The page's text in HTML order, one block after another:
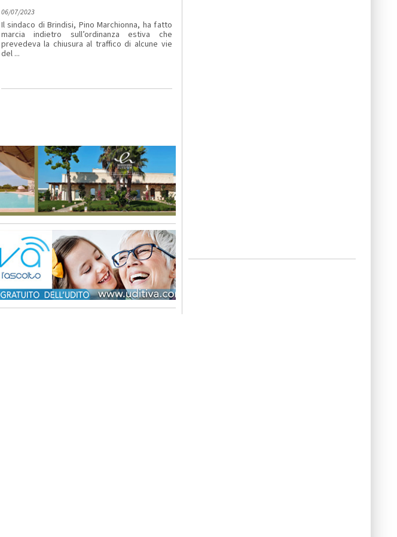
06/07/2023
Il sindaco di Brindisi, Pino Marchionna, ha fatto
marcia indietro sull’ordinanza estiva che
prevedeva la chiusura al traffico di alcune vie
del ...